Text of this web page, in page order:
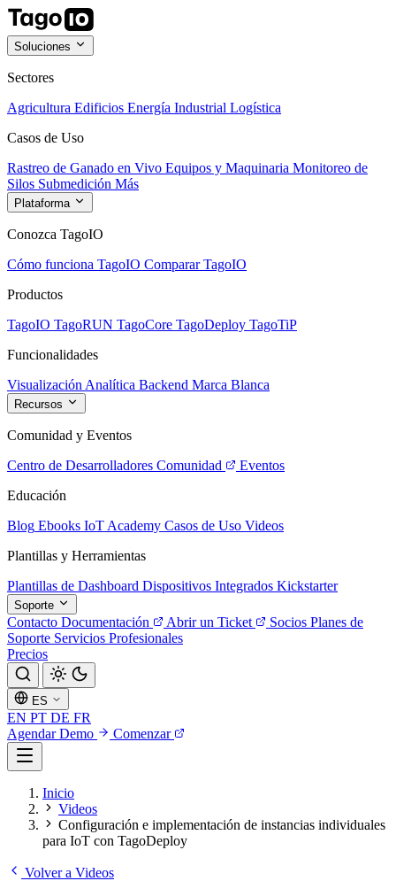
Soluciones
Sectores
Agricultura Edificios Energía Industrial Logística
Casos de Uso
Rastreo de Ganado en Vivo Equipos y Maquinaria Monitoreo de
Silos Submedición Más
Plataforma
Conozca TagoIO
Cómo funciona TagoIO Comparar TagoIO
Productos
TagoIO TagoRUN TagoCore TagoDeploy TagoTiP
Funcionalidades
Visualización Analítica Backend Marca Blanca
Recursos
Comunidad y Eventos
Centro de Desarrolladores Comunidad
Eventos
Educación
Blog Ebooks IoT Academy Casos de Uso Videos
Plantillas y Herramientas
Plantillas de Dashboard Dispositivos Integrados Kickstarter
Soporte
Contacto Documentación Abrir un Ticket Socios Planes de
Soporte Servicios Profesionales
Precios
ES
EN PT DE FR
Agendar Demo
Comenzar
Inicio
Videos
Configuración e implementación de instancias individuales
para IoT con TagoDeploy
Volver a Videos